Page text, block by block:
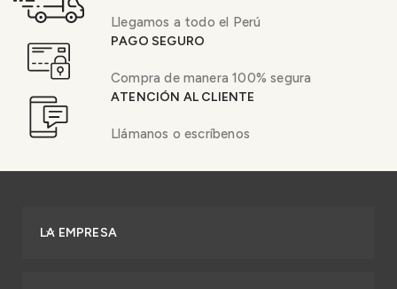
Llegamos a todo el Perú
PAGO SEGURO
Compra de manera 100% segura
ATENCIÓN AL CLIENTE
Llámanos o escríbenos
LA EMPRESA